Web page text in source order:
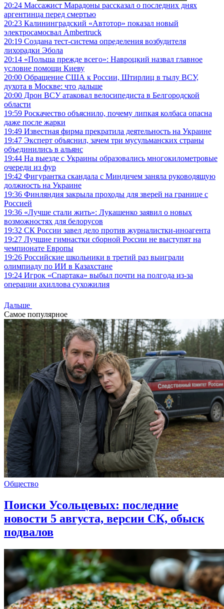
20:24 Массажист Марадоны рассказал о последних днях
аргентинца перед смертью
20:23 Калининградский «Автотор» показал новый
электросамосвал Ambertruck
20:19 Создана тест-система определения возбудителя
лихорадки Эбола
20:14 «Польша прежде всего»: Навроцкий назвал главное
условие помощи Киеву
20:00 Обращение США к России, Штирлиц в тылу ВСУ,
духота в Москве: что дальше
20:00 Дрон ВСУ атаковал велосипедиста в Белгородской
области
19:59 Роскачество объяснило, почему липкая колбаса опасна
даже после жарки
19:49 Известная фирма прекратила деятельность на Украине
19:47 Эксперт объяснил, зачем три мусульманских страны
объединились в альянс
19:44 На выезде с Украины образовались многокилометровые
очереди из фур
19:42 Фигурантка скандала с Миндичем заняла руководящую
должность на Украине
19:36 Финляндия закрыла проходы для зверей на границе с
Россией
19:36 «Лучше стали жить»: Лукашенко заявил о новых
возможностях для белорусов
19:32 СК России завел дело против журналистки-иноагента
19:27 Лучшие гимнастки сборной России не выступят на
чемпионате Европы
19:26 Российские школьники в третий раз выиграли
олимпиаду по ИИ в Казахстане
19:24 Игрок «Спартака» выбыл почти на полгода из-за
операции ахиллова сухожилия
Дальше
Самое популярное
Общество
Поиски Усольцевых: последние
новости 5 августа, версии СК, обыск
подвалов